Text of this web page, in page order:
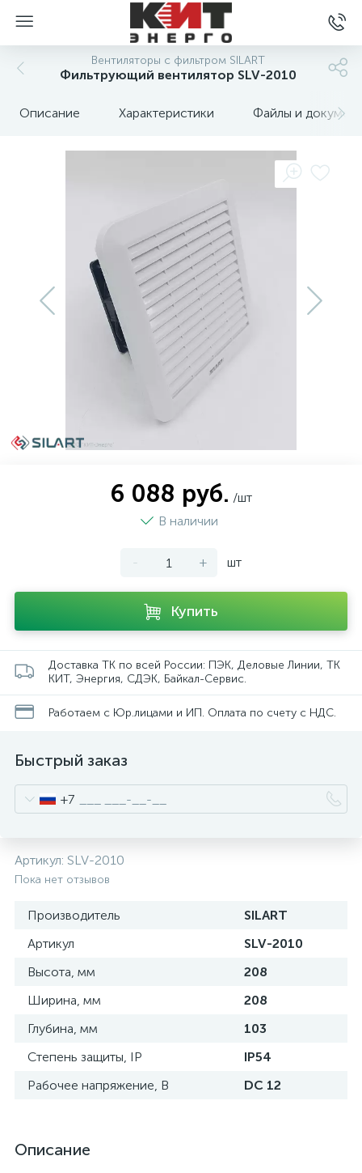
Вентиляторы с фильтром SILART
Фильтрующий вентилятор SLV-2010
Описание Характеристики Файлы и
6 088 руб. /шт
В наличии
- + шт
Купить
Доставка ТК по всей России: ПЭК, Деловые Линии, ТК
КИТ, Энергия, СДЭК, Байкал-Сервис.
Работаем с Юр.лицами и ИП. Оплата по счету с НДС.
Быстрый заказ
+7
Артикул: SLV-2010
Пока нет отзывов
Производитель
SILART
Артикул
SLV-2010
Высота, мм
208
Ширина, мм
208
Глубина, мм
103
Степень защиты, IP
IP54
Рабочее напряжение, В
DC 12
Описание